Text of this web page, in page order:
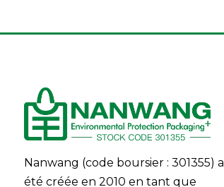
Nanwang (code boursier : 301355) a
été créée en 2010 en tant que